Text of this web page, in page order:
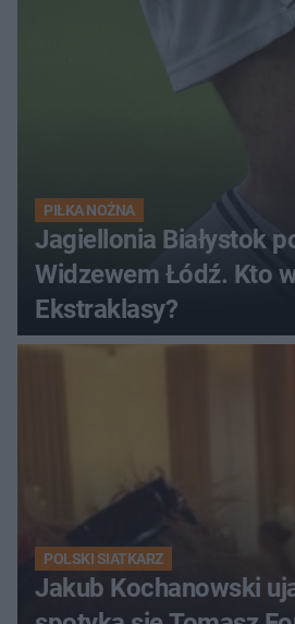
PIŁKA NOŻNA
Jagiellonia Białystok
Widzewem Łódź. Kto
Ekstraklasy?
POLSKI SIATKARZ
Jakub Kochanowski